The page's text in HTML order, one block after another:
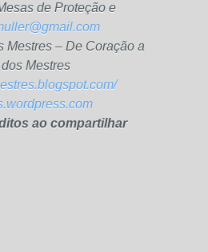
de Proteção e
Mestres – De Coração a
Mestres
ao compartilhar